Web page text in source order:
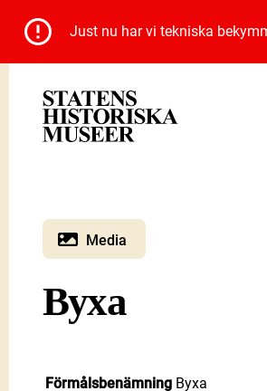
Just nu har vi tekniska
Media
Byxa
Förmålsbenämning Byxa